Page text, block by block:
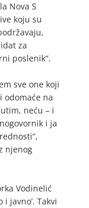
Nova S
koju su
za
poslenik“.
sve one koji
odomaće na
neću – i
i ja
njenog
Vodinelić
javno’. Takvi